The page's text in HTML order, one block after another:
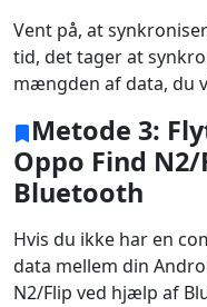
Vent på, at
tid, det tager at
mængden af ​​data, du
Metode 3:
Oppo Find
Bluetooth
Hvis du ikke har en
data mellem din
N2/Flip ved hjælp af